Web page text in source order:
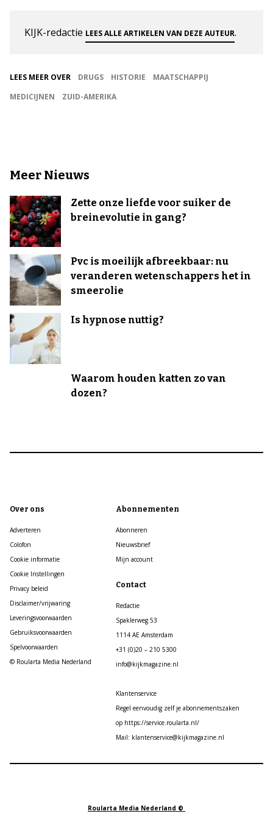
KIJK-redactie LEES ALLE ARTIKELEN VAN DEZE AUTEUR.
LEES MEER OVER DRUGS HISTORIE
MAATSCHAPPIJ
MEDICIJNEN
ZUID-AMERIKA
Meer Nieuws
Zette onze liefde voor suiker de
breinevolutie in gang?
Pvc is moeilijk afbreekbaar: nu
veranderen wetenschappers het in
smeerolie
Is hypnose nuttig?
Waarom houden katten zo van
dozen?
Over ons
Adverteren
Colofon
Cookie informatie
Cookie Instellingen
Privacy beleid
Disclaimer/vrijwaring
Leveringsvoorwaarden
Gebruiksvoorwaarden
Spelvoorwaarden
© Roularta Media Nederland
Abonnementen
Abonneren
Nieuwsbrief
Mijn account
Contact
Redactie
Spaklerweg 53
1114 AE Amsterdam
+31 (0)20 – 210 5300
info@kijkmagazine.nl
Klantenservice
Regel eenvoudig zelf je abonnementszaken
op https://service.roularta.nl/
Mail: klantenservice@kijkmagazine.nl
Roularta Media Nederland ©